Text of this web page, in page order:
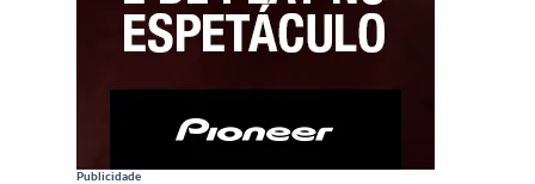
Publicidade